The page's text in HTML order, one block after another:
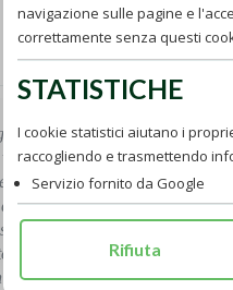
ma sento che mi dovrei
e la verità è che io sono
quello che di buono Dio ha
che posso dare, ma a
dare loro il dono di Dio.
dovrebbe dunque spuntare in
così profondamente come
navigazione sulle pagine e
correttamente senza questi
STATISTICHE
I cookie statistici aiutano i
raccogliendo e trasmettendo
Servizio fornito da Google
Rifiuta